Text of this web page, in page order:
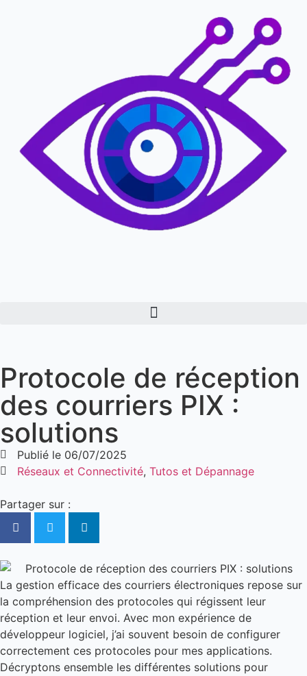
Protocole de réception
des courriers PIX :
solutions
Publié le 06/07/2025
Réseaux et Connectivité, Tutos et Dépannage
Partager sur :
La gestion efficace des courriers électroniques repose sur
la compréhension des protocoles qui régissent leur
réception et leur envoi. Avec mon expérience de
développeur logiciel, j’ai souvent besoin de configurer
correctement ces protocoles pour mes applications.
Décryptons ensemble les différentes solutions pour